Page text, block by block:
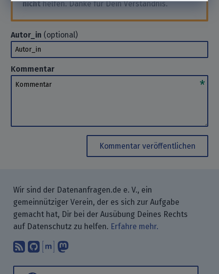
nichthelfen. Danke für Dein Verständnis.
Autor_in (optional)
Autor_in
Kommentar
Kommentar
Kommentar veröffentlichen
Wir sind der Datenanfragen.de e. V., ein
gemeinnütziger Verein, der es sich zur Aufgabe
gemacht hat, Dir bei der Ausübung Deines Rechts
auf Datenschutz zu helfen. Erfahre mehr.
Abonniere unsere Blogbeiträge mit
Finde uns bei GitHub.
Unterhalte Dich mit uns über